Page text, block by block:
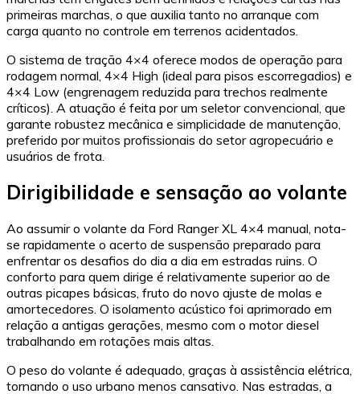
primeiras marchas, o que auxilia tanto no arranque com
carga quanto no controle em terrenos acidentados.
O sistema de tração 4×4 oferece modos de operação para
rodagem normal, 4×4 High (ideal para pisos escorregadios) e
4×4 Low (engrenagem reduzida para trechos realmente
críticos). A atuação é feita por um seletor convencional, que
garante robustez mecânica e simplicidade de manutenção,
preferido por muitos profissionais do setor agropecuário e
usuários de frota.
Dirigibilidade e sensação ao volante
Ao assumir o volante da Ford Ranger XL 4×4 manual, nota-
se rapidamente o acerto de suspensão preparado para
enfrentar os desafios do dia a dia em estradas ruins. O
conforto para quem dirige é relativamente superior ao de
outras picapes básicas, fruto do novo ajuste de molas e
amortecedores. O isolamento acústico foi aprimorado em
relação a antigas gerações, mesmo com o motor diesel
trabalhando em rotações mais altas.
O peso do volante é adequado, graças à assistência elétrica,
tornando o uso urbano menos cansativo. Nas estradas, a